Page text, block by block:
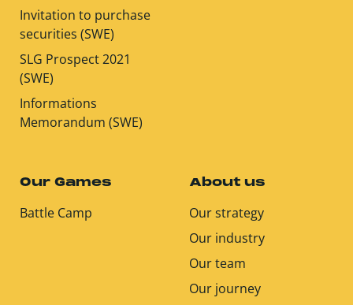
Invitation to purchase
securities (SWE)
SLG Prospect 2021
(SWE)
Informations
Memorandum (SWE)
Our Games
Battle Camp
About us
Our strategy
Our industry
Our team
Our journey